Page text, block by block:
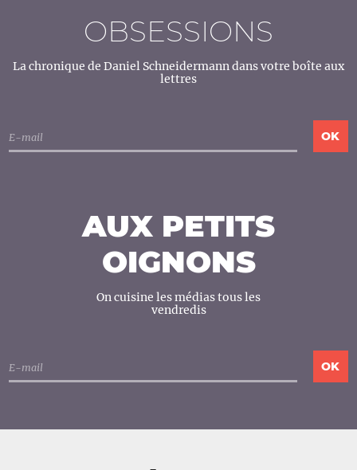
OBSESSIONS
La chronique de Daniel Schneidermann dans votre boîte aux
lettres
AUX PETITS
OIGNONS
On cuisine les médias tous les
vendredis